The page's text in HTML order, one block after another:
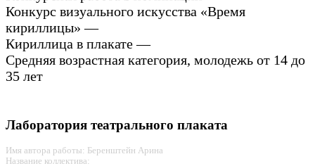
Конкурс визуального искусства «Время
кириллицы» —
Кириллица в плакате —
Средняя возрастная категория, молодежь от 14 до
35 лет
Лаборатория театрального плаката
Имя автора работы: Беренштейн Арина
Название коллектива: